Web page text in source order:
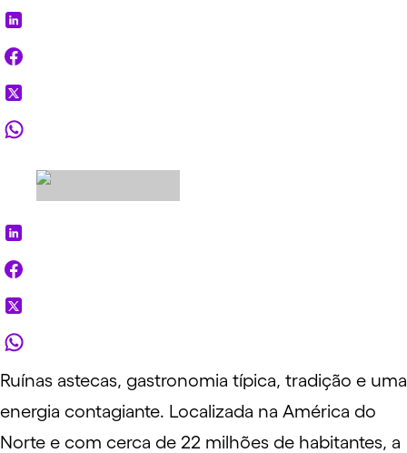
Ruínas astecas, gastronomia típica, tradição e uma
energia contagiante. Localizada na América do
Norte e com cerca de 22 milhões de habitantes, a